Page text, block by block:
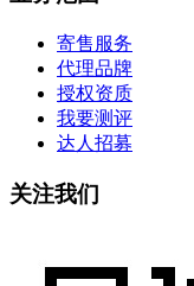
寄售服务
代理品牌
授权资质
我要测评
达人招募
关注我们